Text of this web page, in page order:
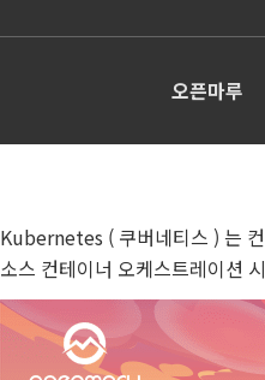
오픈마루
Kubernetes ( 쿠버네티스 ) 는
소스 컨테이너 오케스트레이션